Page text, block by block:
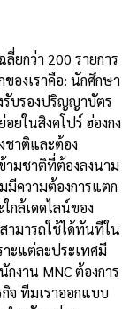
ยกว่า 200 รายการ
องเราคือ: นักศึกษา
รับรองปริญญาบัตร
ยในสิงคโปร์ ฮ่องกง
ชาติและต้อง
มชาติที่ต้องลงนาม
ความต้องการแตก
กล้เดดไลน์ของ
ามารถใช้ได้ทันทีใน
ะแต่ละประเทศมี
งาน MNC ต้องการ
จ ทีมเราออกแบบ